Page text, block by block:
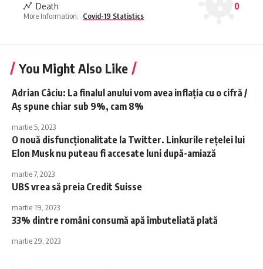
Death
0
More Information: Covid-19 Statistics
You Might Also Like
Adrian Câciu: La finalul anului vom avea inflaţia cu o cifră /
Aş spune chiar sub 9%, cam 8%
martie 5, 2023
O nouă disfuncţionalitate la Twitter. Linkurile reţelei lui
Elon Musk nu puteau fi accesate luni după-amiază
martie 7, 2023
UBS vrea să preia Credit Suisse
martie 19, 2023
33% dintre români consumă apă îmbuteliată plată
martie 29, 2023